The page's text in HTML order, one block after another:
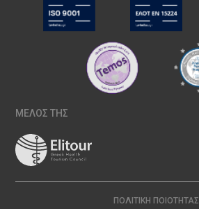
ΜΕΛΟΣ ΤΗΣ
ΠΟΛΙΤΙΚΉ ΠΟΙΌΤΗΤΑΣ